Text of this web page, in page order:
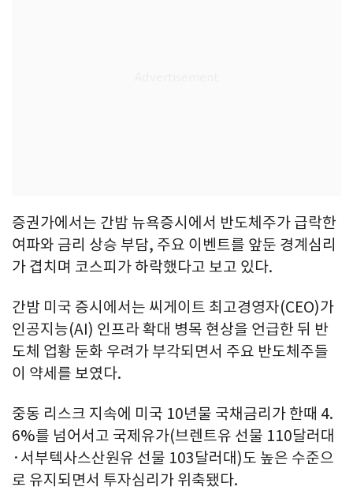
증권가에서는 간밤 뉴욕증시에서 반도체주가 급락한
여파와 금리 상승 부담, 주요 이벤트를 앞둔 경계심리
가 겹치며 코스피가 하락했다고 보고 있다.
간밤 미국 증시에서는 씨게이트 최고경영자(CEO)가
인공지능(AI) 인프라 확대 병목 현상을 언급한 뒤 반
도체 업황 둔화 우려가 부각되면서 주요 반도체주들
이 약세를 보였다.
중동 리스크 지속에 미국 10년물 국채금리가 한때 4.
6%를 넘어서고 국제유가(브렌트유 선물 110달러대
·서부텍사스산원유 선물 103달러대)도 높은 수준으
로 유지되면서 투자심리가 위축됐다.